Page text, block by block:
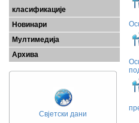
класификације
Новинари
Мултимедија
Архива
Свјетски дани